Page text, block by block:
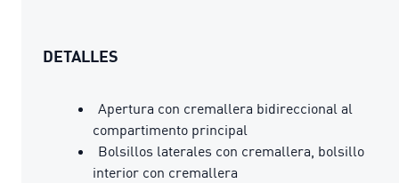
DETALLES
Apertura con cremallera bidireccional al
compartimento principal
Bolsillos laterales con cremallera, bolsillo
interior con cremallera